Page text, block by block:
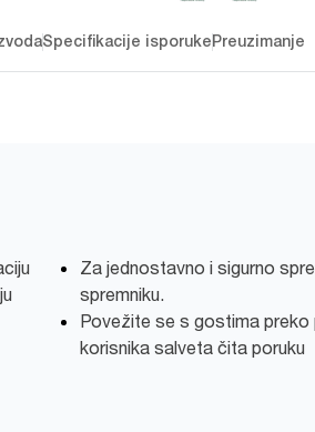
Specifikacije isporukePreuzimanje
Za jednostavno i sigurno
spremniku.
Povežite se s gostima preko
korisnika salveta čita poruku